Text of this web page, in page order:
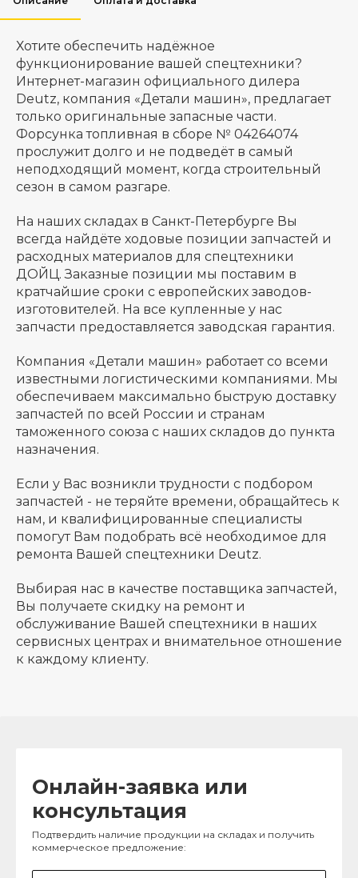
Хотите обеспечить надёжное
функционирование вашей спецтехники?
Интернет-магазин официального дилера
Deutz, компания «Детали машин», предлагает
только оригинальные запасные части.
Форсунка топливная в сборе № 04264074
прослужит долго и не подведёт в самый
неподходящий момент, когда строительный
сезон в самом разгаре.
На наших складах в Санкт-Петербурге Вы
всегда найдёте ходовые позиции запчастей и
расходных материалов для спецтехники
ДОЙЦ. Заказные позиции мы поставим в
кратчайшие сроки с европейских заводов-
изготовителей. На все купленные у нас
запчасти предоставляется заводская гарантия.
Компания «Детали машин» работает со всеми
известными логистическими компаниями. Мы
обеспечиваем максимально быструю доставку
запчастей по всей России и странам
таможенного союза с наших складов до пункта
назначения.
Если у Вас возникли трудности с подбором
запчастей - не теряйте времени, обращайтесь к
нам, и квалифицированные специалисты
помогут Вам подобрать всё необходимое для
ремонта Вашей спецтехники Deutz.
Выбирая нас в качестве поставщика запчастей,
Вы получаете скидку на ремонт и
обслуживание Вашей спецтехники в наших
сервисных центрах и внимательное отношение
к каждому клиенту.
Онлайн-заявка или
консультация
Подтвердить наличие продукции на складах и получить
коммерческое предложение: